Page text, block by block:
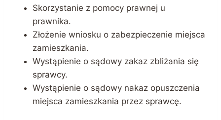
Skorzystanie z pomocy prawnej u
prawnika.
Złożenie wniosku o zabezpieczenie miejsca
zamieszkania.
Wystąpienie o sądowy zakaz zbliżania się
sprawcy.
Wystąpienie o sądowy nakaz opuszczenia
miejsca zamieszkania przez sprawcę.